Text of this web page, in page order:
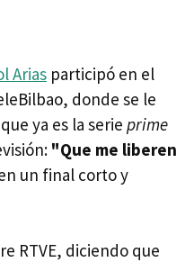
Arias participó en el
donde se le
ya es la serie prime
"Que me liberen
un final corto y
RTVE, diciendo que